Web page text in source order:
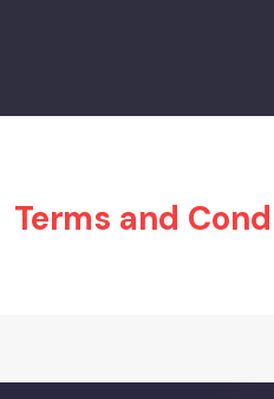
Terms and